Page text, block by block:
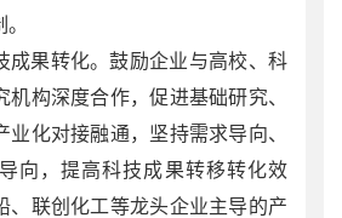
成果转化。鼓励企业与高校、科
机构深度合作，促进基础研究、
业化对接融通，坚持需求导向、
向，提高科技成果转移转化效
、联创化工等龙头企业主导的产